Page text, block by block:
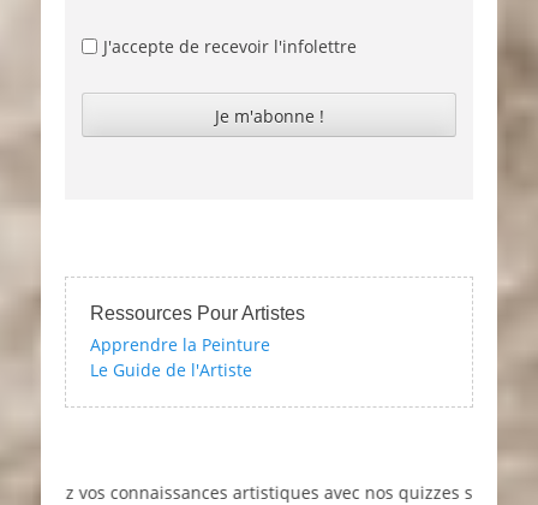
J'accepte de recevoir l'infolettre
Ressources Pour Artistes
Apprendre la Peinture
Le Guide de l'Artiste
vos connaissances artistiques avec nos quizzes sur